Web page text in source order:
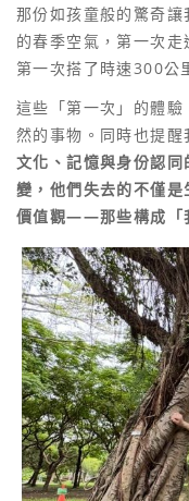
那份如孩童般的驚奇
的春季空氣，第一次
第一次搭了時速300公
這些「第一次」的體
然的事物。同時也提醒
文化、記憶與身份認
變，他們失去的不僅
價值觀——那些構成「